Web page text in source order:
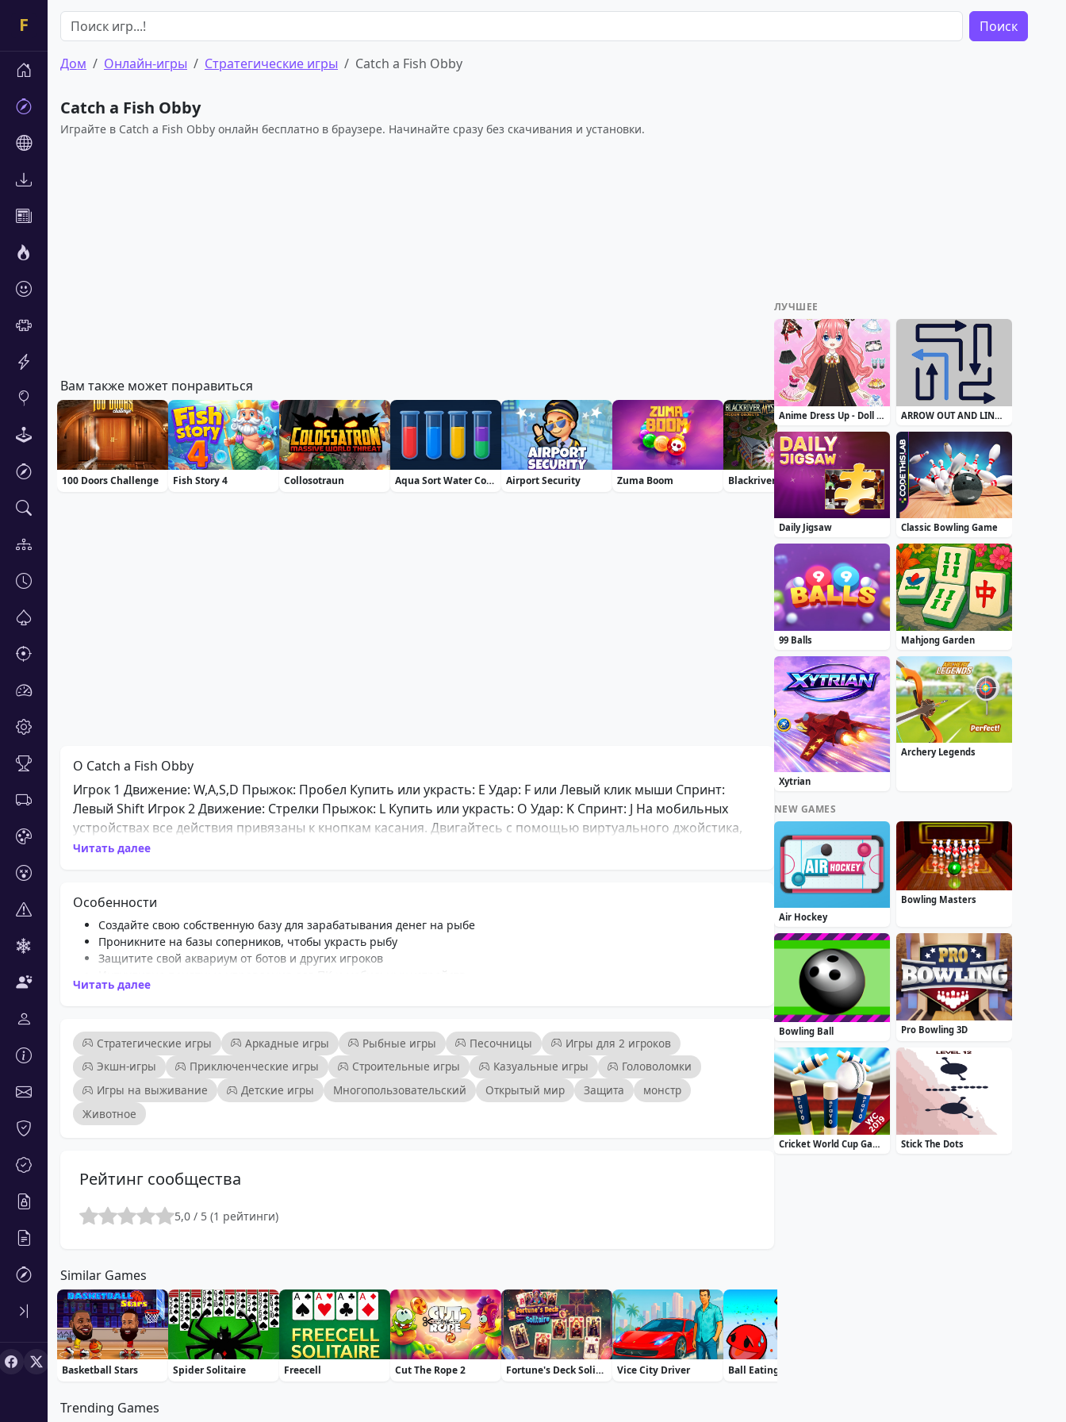
Поиск
Дом Онлайн-игры Стратегические игры Catch a Fish Obby
Играть сейчас
Catch a Fish Obby
Играйте в Catch a Fish Obby онлайн бесплатно в браузере. Начинайте сразу без скачивания и установки.
Вам также может понравиться
100 Doors Challenge Fish Story 4 Collosotraun Aqua Sort Water Color Puzzle Airport Security Zuma Boom Blackriver Mystery. Hidden Objects Accurate 2D Archery Master
О Catch a Fish Obby
Игрок 1 Движение: W,A,S,D Прыжок: Пробел Купить или украсть: E Удар: F или Левый клик мыши Спринт:
Левый Shift Игрок 2 Движение: Стрелки Прыжок: L Купить или украсть: O Удар: K Спринт: J На мобильных
устройствах все действия привязаны к кнопкам касания. Двигайтесь с помощью виртуального джойстика,
нажимайте кнопки действий, чтобы прыгать, красть и атаковать.
Читать далее
Особенности
Создайте свою собственную базу для зарабатывания денег на рыбе
Проникните на базы соперников, чтобы украсть рыбу
Защитите свой аквариум от ботов и других игроков
Интуитивно понятные управления для ПК и мобильных устройств
Яркий и красочный игровой мир
Увлекательные стратегические элементы для всех возрастов
Читать далее
Стратегические игры Аркадные игры Рыбные игры Песочницы
Игры для 2 игроков
Экшн-игры
Приключенческие игры Строительные игры Казуальные игры
Головоломки
Игры на выживание
Детские игры Многопользовательский Открытый мир Защита
монстр
Животное
Рейтинг сообщества
5,0 / 5 (1 рейтинги)
Similar Games
Basketball Stars Spider Solitaire Freecell Cut The Rope 2 Fortune's Deck Solitaire Vice City Driver Ball Eating Simulator
Trending Games
ЛУЧШЕЕ
Anime Dress Up - Doll Dress Up ARROW OUT AND LINKER
Daily Jigsaw Classic Bowling Game
99 Balls Mahjong Garden
Xytrian
Archery Legends
NEW GAMES
Air Hockey
Bowling Masters
Bowling Ball Pro Bowling 3D
Cricket World Cup Game 2019 Mini Ground Cricke Stick The Dots